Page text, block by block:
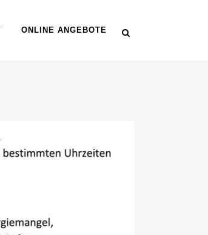
ONLINE ANGEBOTE